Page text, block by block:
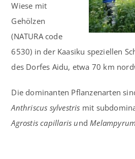
Wiese mit
Gehölzen
(NATURA code
6530) in der Kaasiku speziellen
des Dorfes Aidu, etwa 70 km
Die dominanten Pflanzenarten
Anthriscus sylvestris mit
Agrostis capillaris und